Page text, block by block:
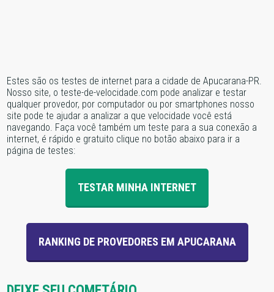
Estes são os testes de internet para a cidade de Apucarana-PR.
Nosso site, o teste-de-velocidade.com pode analizar e testar
qualquer provedor, por computador ou por smartphones nosso
site pode te ajudar a analizar a que velocidade você está
navegando. Faça você também um teste para a sua conexão a
internet, é rápido e gratuito clique no botão abaixo para ir a
página de testes:
TESTAR MINHA INTERNET
RANKING DE PROVEDORES EM APUCARANA